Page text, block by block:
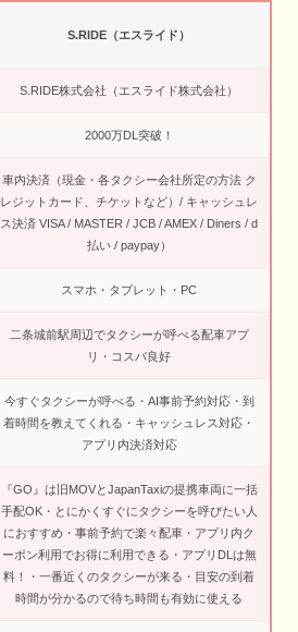
S.RIDE（エスライド）
S.RIDE株式会社（エスライド株式会社）
2000万DL突破！
車内決済（現金・各タクシー会社所定の方法 ク
レジットカード、チケットなど）/ キャッシュレ
ス決済 VISA / MASTER / JCB / AMEX / Diners / d
払い / paypay）
スマホ・タブレット・PC
二条城前駅周辺でタクシーが呼べる配車アプ
リ・コスパ良好
今すぐタクシーが呼べる・AI事前予約対応・到
着時間を教えてくれる・キャッシュレス対応・
アプリ内決済対応
『GO』は旧MOVとJapanTaxiの提携車両に一括
手配OK・とにかくすぐにタクシーを呼びたい人
におすすめ・事前予約で楽々配車・アプリ内ク
ーポン利用でお得に利用できる・アプリDLは無
料！・一番近くのタクシーが来る・目安の到着
時間が分かるので待ち時間も有効に使える